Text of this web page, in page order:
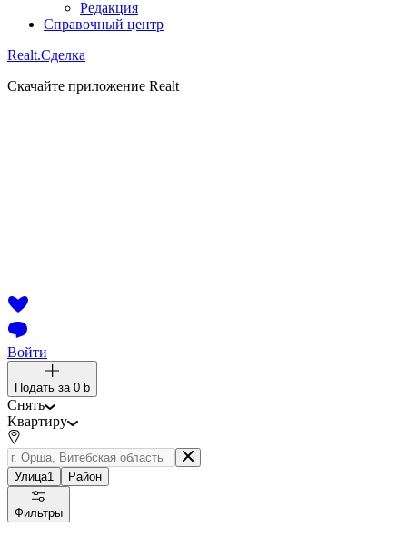
Редакция
Справочный центр
Realt.Сделка
Скачайте приложение Realt
Войти
Подать за 0 ƃ
Снять
Квартиру
Улица1 Район
Фильтры